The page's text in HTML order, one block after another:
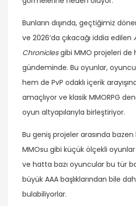
Bunların dışında, geçtiğimiz
ve 2026’da çıkacağı iddia edilen
Chroniclesgibi MMO projeleri de
gündeminde. Bu oyunlar,
hem de PvP odaklı içerik
amaçlıyor ve klasik MMORPG
oyun altyapılarıyla birleştiriyor.
Bu geniş projeler arasında bazen
MMOsu gibi küçük ölçekli
ve hatta bazı oyuncular bu tür
büyük AAA başlıklarından bile
bulabiliyorlar.